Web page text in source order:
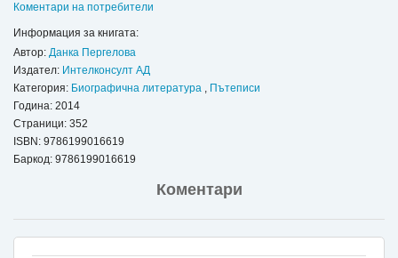
Коментари на потребители
Информация за книгата:
Автор: Данка Пергелова
Издател: Интелконсулт АД
Категория: Биографична литература , Пътеписи
Година: 2014
Страници: 352
ISBN: 9786199016619
Баркод: 9786199016619
Коментари